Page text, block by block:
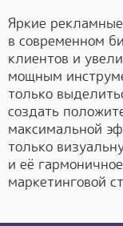
Яркие
в современном
клиентов и
мощным
только
создать
максимальной
только
и её
маркетинговой